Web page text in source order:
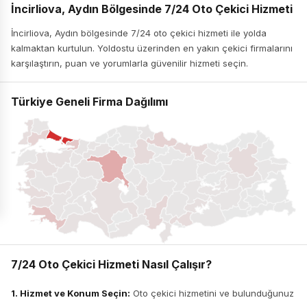
İncirliova, Aydın Bölgesinde 7/24 Oto Çekici Hizmeti
İncirliova, Aydın bölgesinde 7/24 oto çekici hizmeti ile yolda
kalmaktan kurtulun. Yoldostu üzerinden en yakın çekici firmalarını
karşılaştırın, puan ve yorumlarla güvenilir hizmeti seçin.
Türkiye Geneli Firma Dağılımı
7/24 Oto Çekici Hizmeti Nasıl Çalışır?
1. Hizmet ve Konum Seçin: Oto çekici hizmetini ve bulunduğunuz